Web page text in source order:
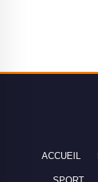
ACCUEIL